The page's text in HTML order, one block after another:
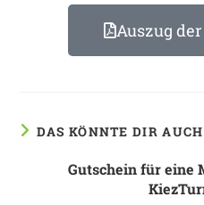
Auszug
DAS KÖNNTE DIR
Gutschein für eine